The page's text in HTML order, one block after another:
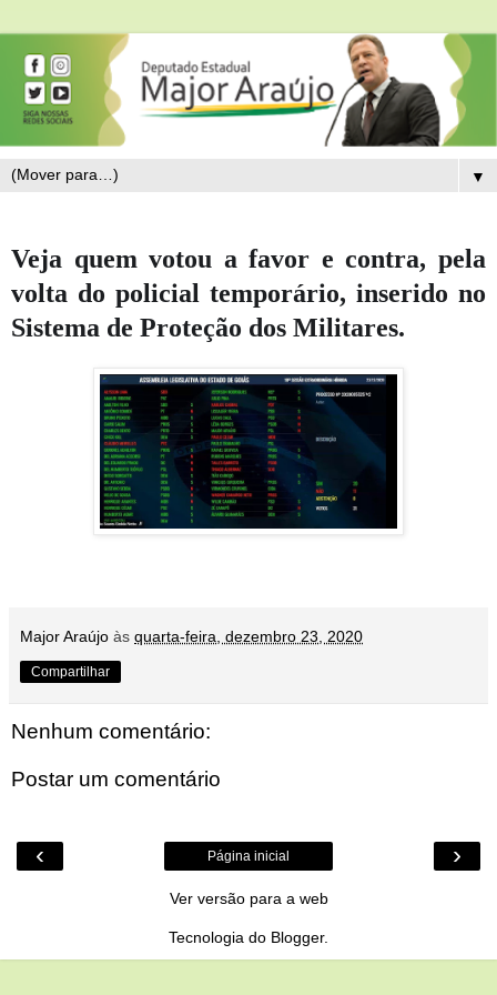
▼
Veja quem votou a favor e contra, pela
volta do policial temporário, inserido no
Sistema de Proteção dos Militares.
Major Araújo às quarta-feira, dezembro 23, 2020
Compartilhar
Nenhum comentário:
Postar um comentário
‹ ›
Página inicial
Ver versão para a web
Tecnologia do Blogger.